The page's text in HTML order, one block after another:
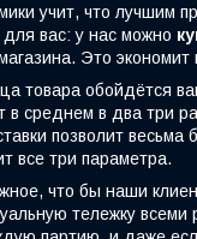
учит, что лучшим
вас: у нас можно
Это экономит
обойдётся
в среднем в два три
позволит весьма
все три параметра.
что бы наши
тележку